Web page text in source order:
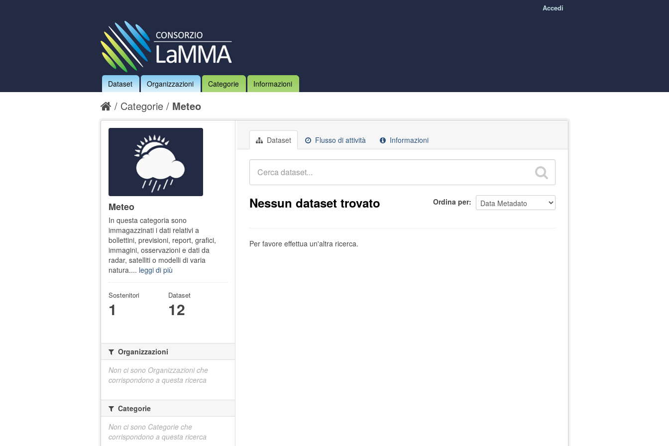
Accedi
Dataset Organizzazioni Categorie Informazioni
Categorie Meteo
Dataset Flusso di attività Informazioni
Ordina per
Nessun dataset trovato
Per favore effettua un'altra ricerca.
Meteo
In questa categoria sono
immagazzinati i dati relativi a
bollettini, previsioni, report, grafici,
immagini, osservazioni e dati da
radar, satelliti o modelli di varia
natura.... leggi di più
Sostenitori
1
Dataset
12
Organizzazioni
Non ci sono Organizzazioni che
corrispondono a questa ricerca
Categorie
Non ci sono Categorie che
corrispondono a questa ricerca